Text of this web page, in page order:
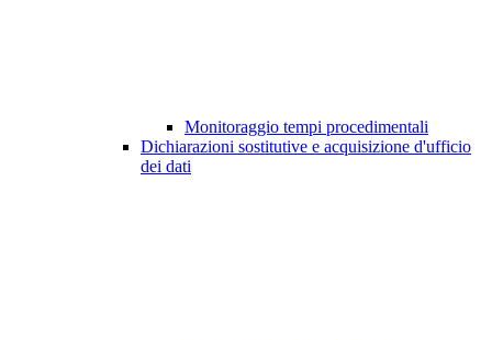
Monitoraggio tempi procedimentali
Dichiarazioni sostitutive e acquisizione d'ufficio
dei dati